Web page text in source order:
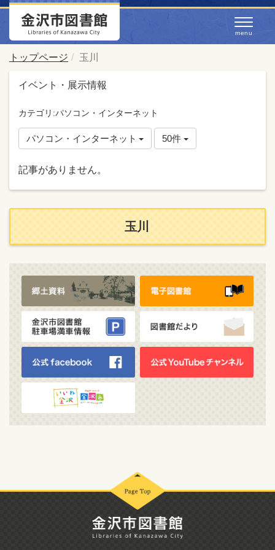
トップページ 玉川
イベント・展示情報
カテゴリ:パソコン・インターネット
パソコン・インターネット 50件
記事がありません。
玉川